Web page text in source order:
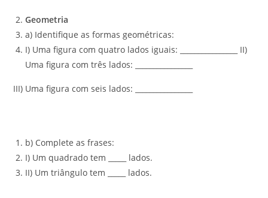
Geometria
a) Identifique as formas geométricas:
I) Uma figura com quatro lados iguais: ________________ II)
Uma figura com três lados: ________________
III) Uma figura com seis lados: ________________
b) Complete as frases:
I) Um quadrado tem _____ lados.
II) Um triângulo tem _____ lados.